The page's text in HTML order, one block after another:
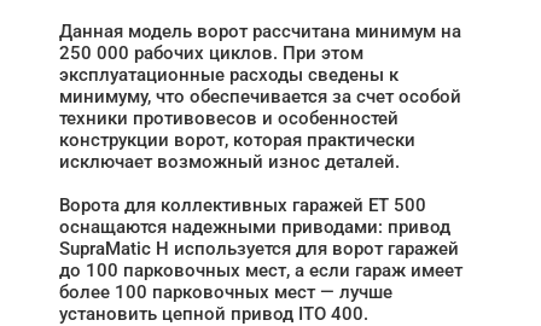
Данная модель ворот рассчитана минимум на
250 000 рабочих циклов. При этом
эксплуатационные расходы сведены к
минимуму, что обеспечивается за счет особой
техники противовесов и особенностей
конструкции ворот, которая практически
исключает возможный износ деталей.
Ворота для коллективных гаражей ET 500
оснащаются надежными приводами: привод
SupraMatic Н используется для ворот гаражей
до 100 парковочных мест, а если гараж имеет
более 100 парковочных мест — лучше
установить цепной привод ITO 400.